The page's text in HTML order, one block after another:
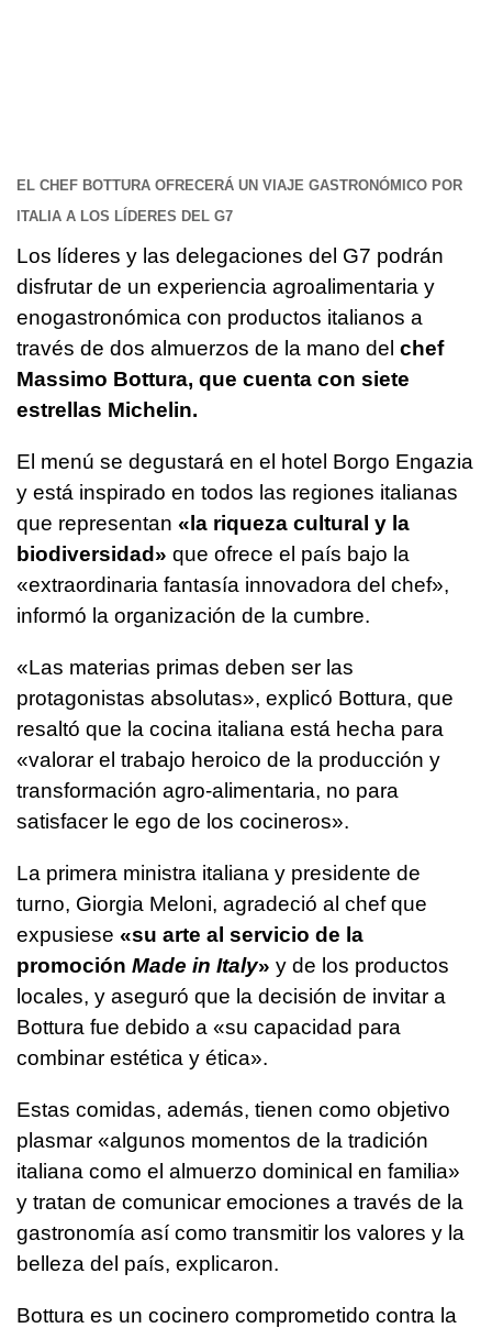
EL CHEF BOTTURA OFRECERÁ UN VIAJE GASTRONÓMICO POR
ITALIA A LOS LÍDERES DEL G7
Los líderes y las delegaciones del G7 podrán
disfrutar de un experiencia agroalimentaria y
enogastronómica con productos italianos a
través de dos almuerzos de la mano del chef
Massimo Bottura, que cuenta con siete
estrellas Michelin.
El menú se degustará en el hotel Borgo Engazia
y está inspirado en todos las regiones italianas
que representan «la riqueza cultural y la
biodiversidad» que ofrece el país bajo la
«extraordinaria fantasía innovadora del chef»,
informó la organización de la cumbre.
«Las materias primas deben ser las
protagonistas absolutas», explicó Bottura, que
resaltó que la cocina italiana está hecha para
«valorar el trabajo heroico de la producción y
transformación agro-alimentaria, no para
satisfacer le ego de los cocineros».
La primera ministra italiana y presidente de
turno, Giorgia Meloni, agradeció al chef que
expusiese «su arte al servicio de la
promoción Made in Italy» y de los productos
locales, y aseguró que la decisión de invitar a
Bottura fue debido a «su capacidad para
combinar estética y ética».
Estas comidas, además, tienen como objetivo
plasmar «algunos momentos de la tradición
italiana como el almuerzo dominical en familia»
y tratan de comunicar emociones a través de la
gastronomía así como transmitir los valores y la
belleza del país, explicaron.
Bottura es un cocinero comprometido contra la